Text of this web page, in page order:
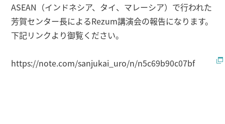
ASEAN（インドネシア、タイ、マレーシア）で行われた
芳賀センター長によるRezum講演会の報告になります。
下記リンクより御覧ください。
https://note.com/sanjukai_uro/n/n5c69b90c07bf